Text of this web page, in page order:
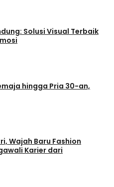
Solusi Visual Terbaik
hingga Pria 30-an,
Wajah Baru Fashion
Karier dari